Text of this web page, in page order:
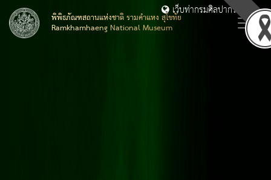
พิพิธภัณฑสถานแห่งชาติ รามคำแหง สุโขทัย
Ramkhamhaeng National Museum
เว็บท่ากรมศิลปากร